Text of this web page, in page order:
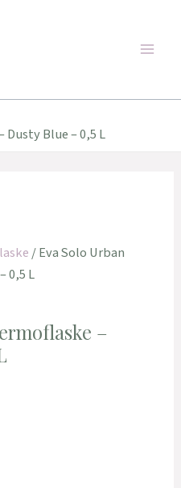
Dusty Blue – 0,5 L
/ Eva Solo Urban
0,5 L
–
159,20 kr..